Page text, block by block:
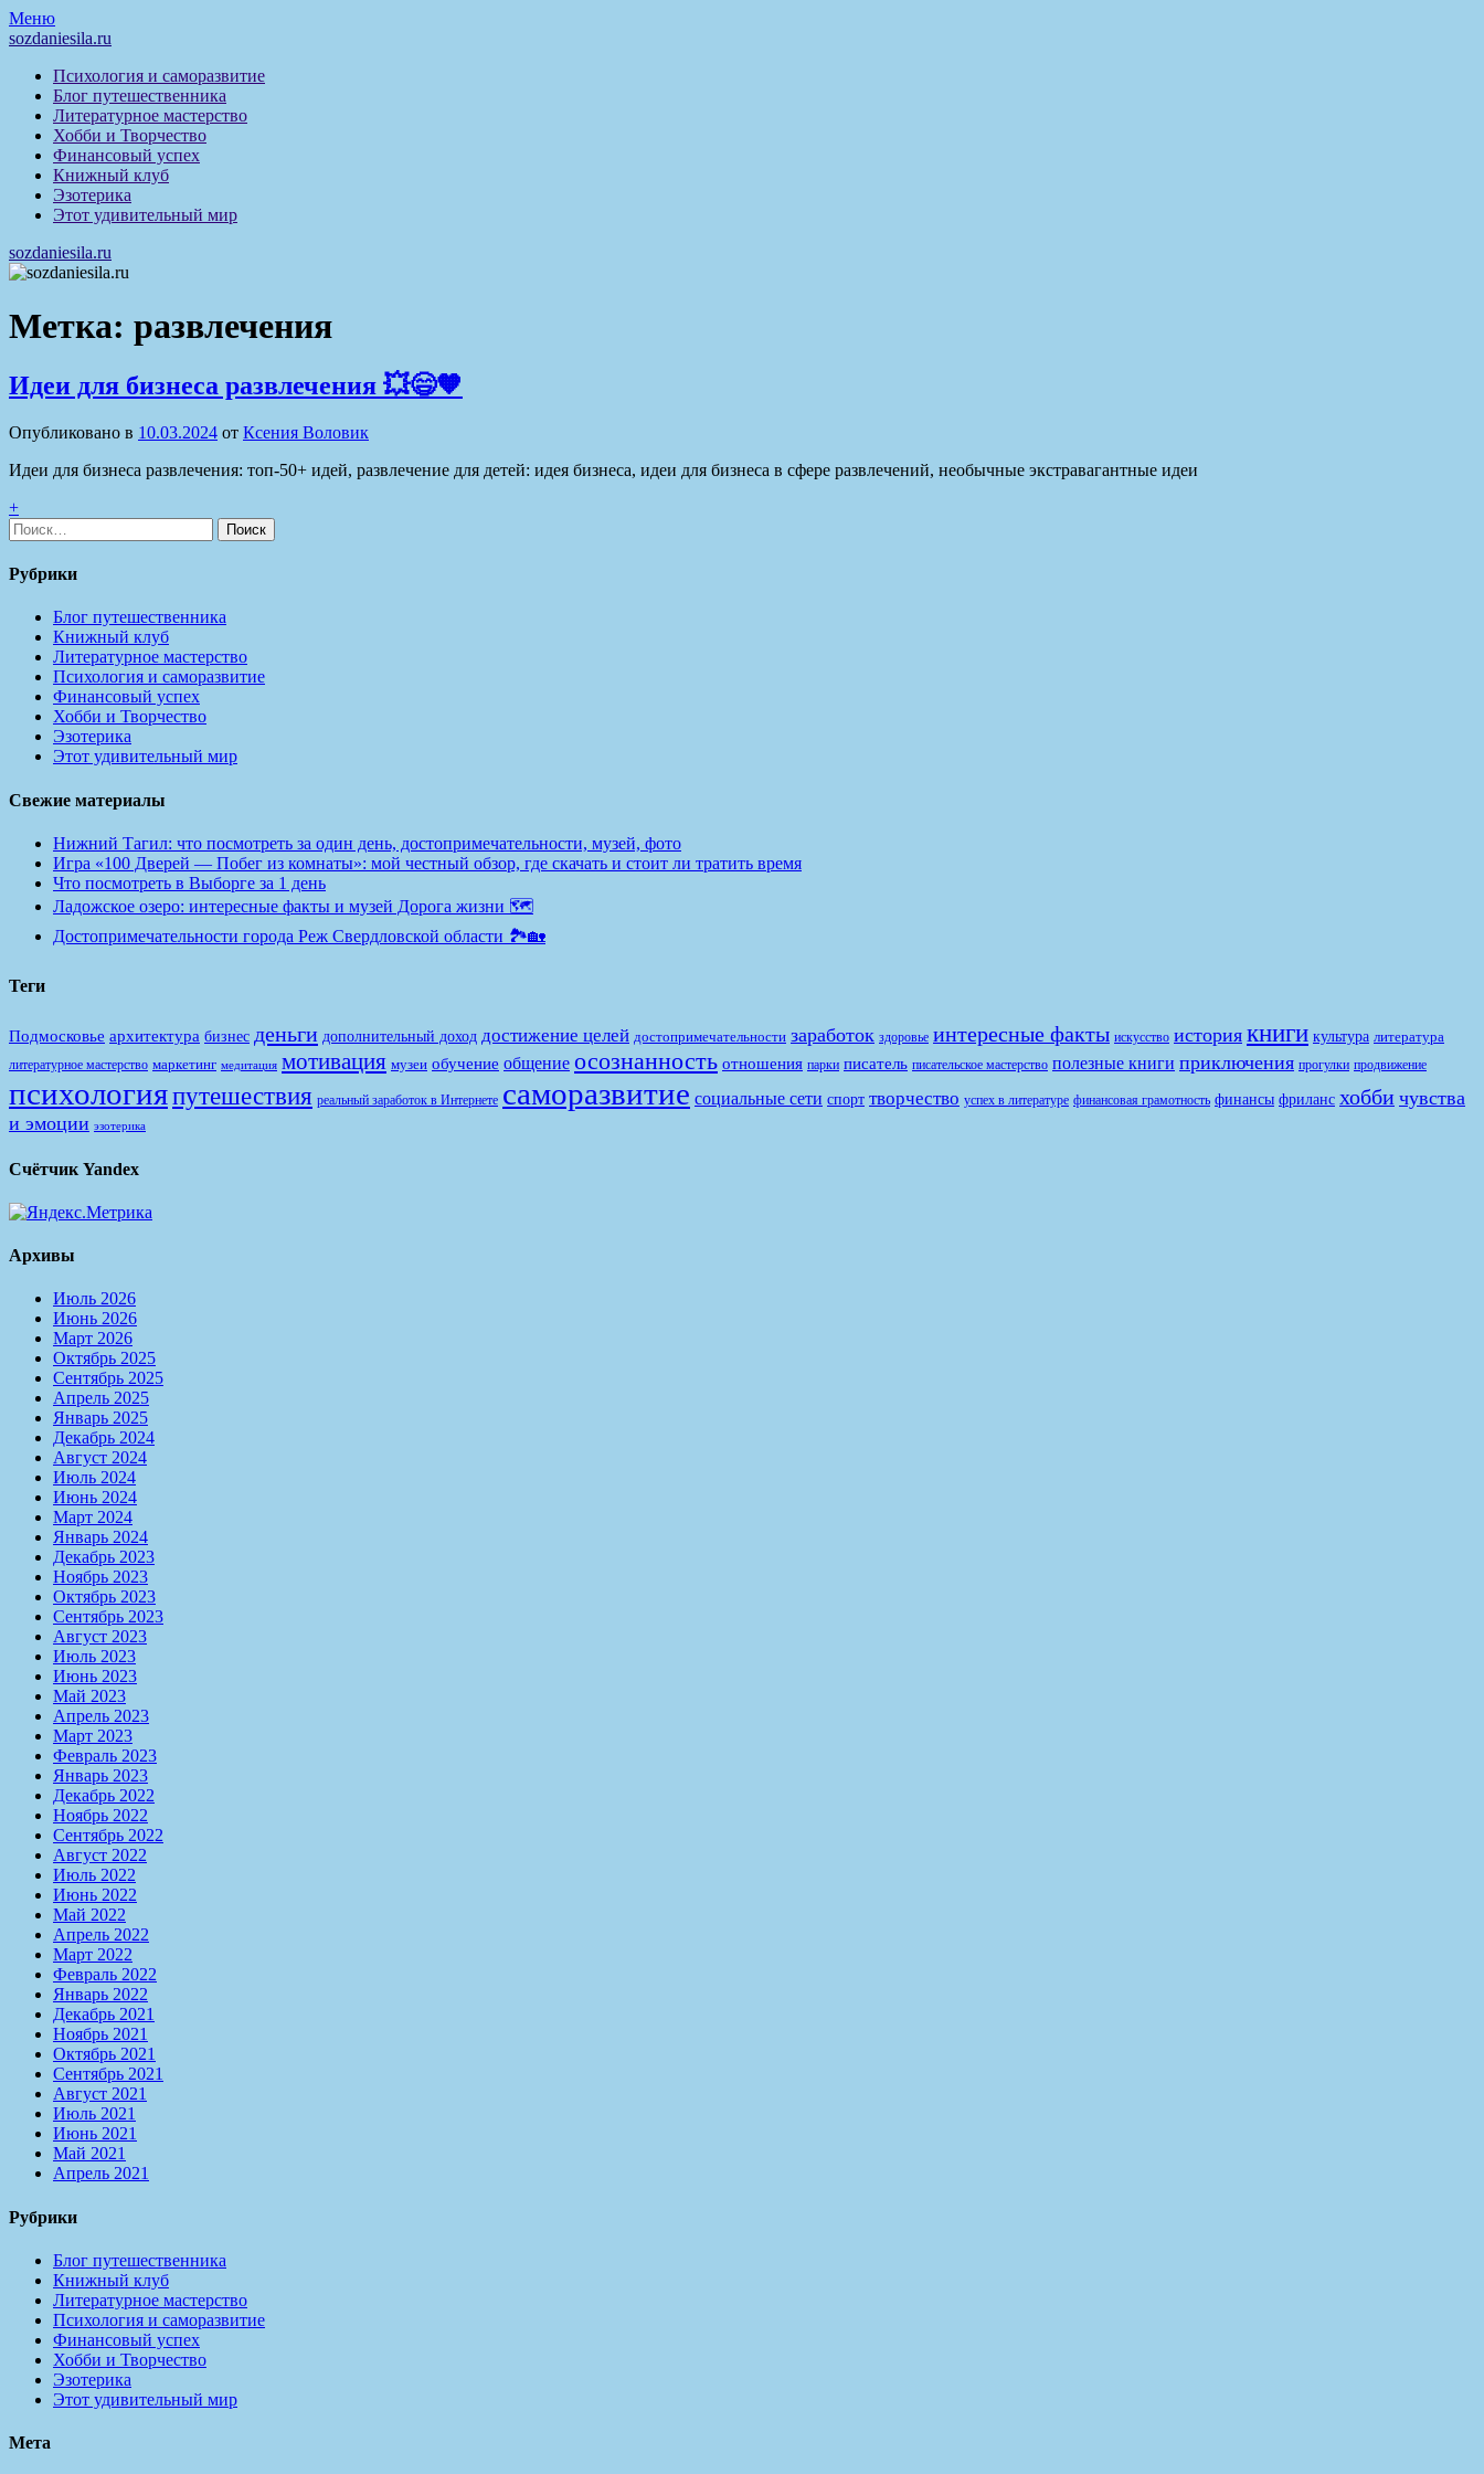
Перейти
к
Меню
sozdaniesila.ru
Психология и саморазвитие
Блог путешественника
Литературное мастерство
Хобби и Творчество
Финансовый успех
Книжный клуб
Эзотерика
Этот удивительный мир
sozdaniesila.ru
Метка: развлечения
Идеи для бизнеса развлечения 💥😄🧡
Опубликовано в 10.03.2024 от Ксения Воловик
Идеи для бизнеса развлечения: топ-50+ идей, развлечение для детей: идея бизнеса, идеи для бизнеса в сфере развлечений, необычные экстравагантные идеи
+
Найти:
Рубрики
Блог путешественника
Книжный клуб
Литературное мастерство
Психология и саморазвитие
Финансовый успех
Хобби и Творчество
Эзотерика
Этот удивительный мир
Свежие материалы
Нижний Тагил: что посмотреть за один день, достопримечательности, музей, фото
Игра «100 Дверей — Побег из комнаты»: мой честный обзор, где скачать и стоит ли тратить время
Что посмотреть в Выборге за 1 день
Ладожское озеро: интересные факты и музей Дорога жизни 🗺️
Достопримечательности города Реж Свердловской области 🏞️🏡
Теги
Подмосковье архитектура бизнес деньги дополнительный доход достижение целей достопримечательности заработок здоровье интересные факты искусство история книги культура литература
литературное мастерство маркетинг медитация мотивация музеи обучение общение осознанность отношения парки писатель писательское мастерство полезные книги приключения прогулки продвижение
психологияпутешествия реальный заработок в Интернете саморазвитие социальные сети спорт творчество успех в литературе финансовая грамотность финансы фриланс хобби чувства
и эмоции эзотерика
Счётчик Yandex
Архивы
Июль 2026
Июнь 2026
Март 2026
Октябрь 2025
Сентябрь 2025
Апрель 2025
Январь 2025
Декабрь 2024
Август 2024
Июль 2024
Июнь 2024
Март 2024
Январь 2024
Декабрь 2023
Ноябрь 2023
Октябрь 2023
Сентябрь 2023
Август 2023
Июль 2023
Июнь 2023
Май 2023
Апрель 2023
Март 2023
Февраль 2023
Январь 2023
Декабрь 2022
Ноябрь 2022
Сентябрь 2022
Август 2022
Июль 2022
Июнь 2022
Май 2022
Апрель 2022
Март 2022
Февраль 2022
Январь 2022
Декабрь 2021
Ноябрь 2021
Октябрь 2021
Сентябрь 2021
Август 2021
Июль 2021
Июнь 2021
Май 2021
Апрель 2021
Рубрики
Блог путешественника
Книжный клуб
Литературное мастерство
Психология и саморазвитие
Финансовый успех
Хобби и Творчество
Эзотерика
Этот удивительный мир
Мета